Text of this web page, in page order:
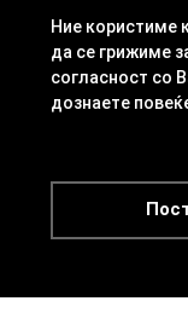
Ние користиме
да се грижиме
согласност со
дознаете